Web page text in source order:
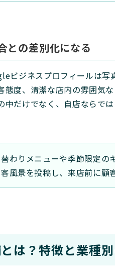
との差別化になる
ビジネスプロフィールは
度、清潔な店内の雰囲気
だけでなく、自店ならで
わりメニューや季節限定の
風景を投稿し、来店前に顧
は？特徴と業種